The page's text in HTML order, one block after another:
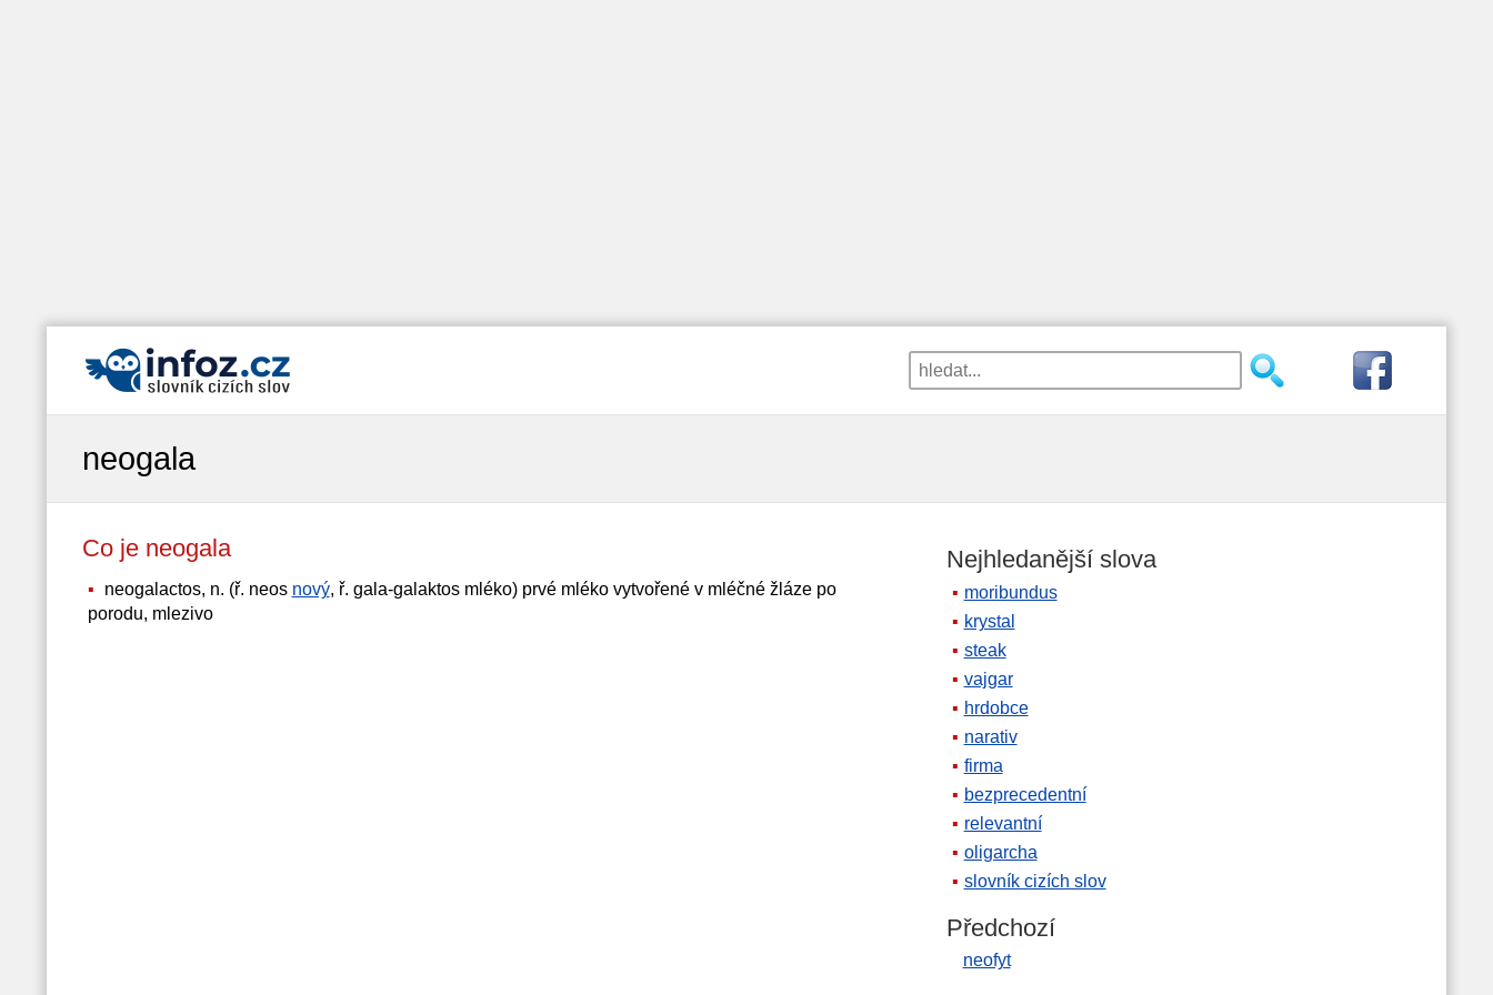
neogala
Co je neogala
neogalactos, n. (ř. neos nový, ř. gala-galaktos mléko) prvé mléko vytvořené v mléčné žláze po
porodu, mlezivo
Nejhledanější slova
moribundus
krystal
steak
vajgar
hrdobce
narativ
firma
bezprecedentní
relevantní
oligarcha
slovník cizích slov
Předchozí
neofyt